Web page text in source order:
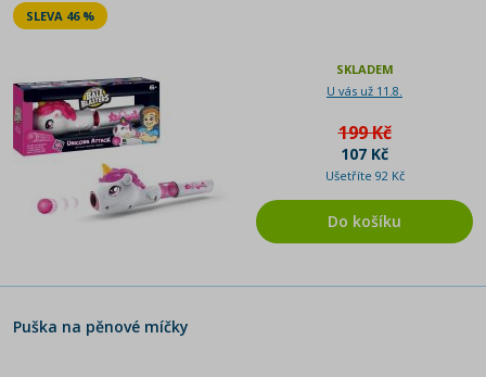
SLEVA 46 %
SKLADEM
U vás už 11.8.
199 Kč
107 Kč
Ušetříte 92 Kč
Do košíku
Puška na pěnové míčky